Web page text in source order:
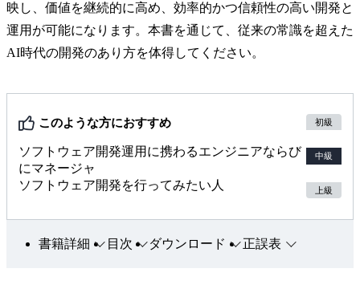
映し、価値を継続的に高め、効率的かつ信頼性の高い開発と
運用が可能になります。本書を通じて、従来の常識を超えた
AI時代の開発のあり方を体得してください。
このような方におすすめ
ソフトウェア開発運用に携わるエンジニアならび
にマネージャ
ソフトウェア開発を行ってみたい人
初級
中級
上級
書籍詳細 目次 ダウンロード 正誤表